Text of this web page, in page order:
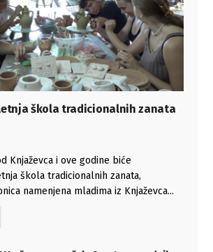
škola tradicionalnih zanata
Knjaževca i ove godine biće
škola tradicionalnih zanata,
namenjena mladima iz Knjaževca...